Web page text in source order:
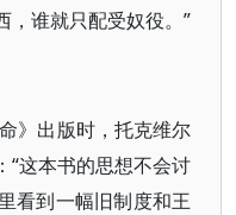
，谁就只配受奴役。”
》出版时，托克维尔
“这本书的思想不会讨
看到一幅旧制度和王